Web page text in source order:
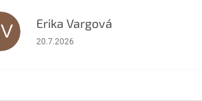
Erika Vargová
Hodnotenie obchodu je 5 z 5 hviezdičiek.
20.7.2026